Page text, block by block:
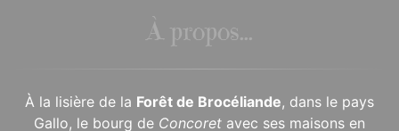
À propos...
À la lisière de la Forêt de Brocéliande, dans le pays
Gallo, le bourg de Concoret avec ses maisons en